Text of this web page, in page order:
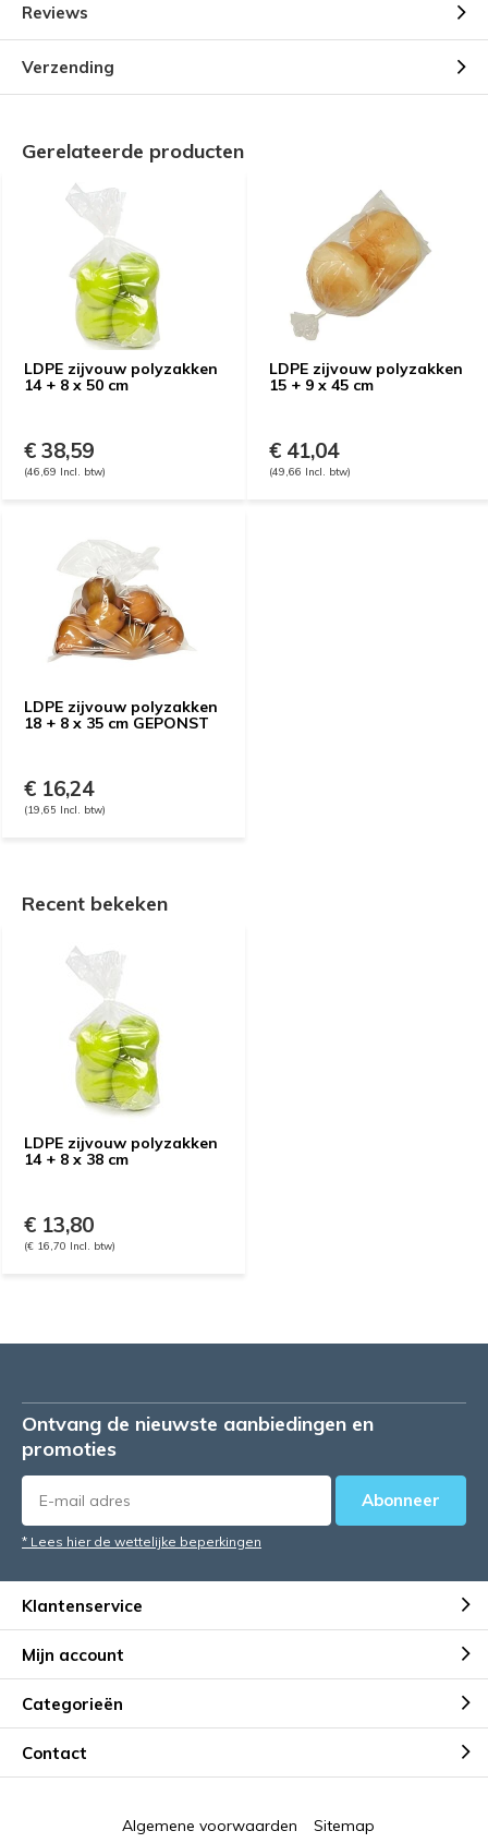
Reviews
Verzending
Gerelateerde producten
LDPE zijvouw polyzakken
14 + 8 x 50 cm
€ 38,59
(46,69 Incl. btw)
LDPE zijvouw polyzakken
15 + 9 x 45 cm
€ 41,04
(49,66 Incl. btw)
LDPE zijvouw polyzakken
18 + 8 x 35 cm GEPONST
€ 16,24
(19,65 Incl. btw)
Recent bekeken
LDPE zijvouw polyzakken
14 + 8 x 38 cm
€ 13,80
(€ 16,70 Incl. btw)
Ontvang de nieuwste aanbiedingen en
promoties
Abonneer
* Lees hier de wettelijke beperkingen
Klantenservice
Mijn account
Categorieën
Contact
Algemene voorwaarden Sitemap